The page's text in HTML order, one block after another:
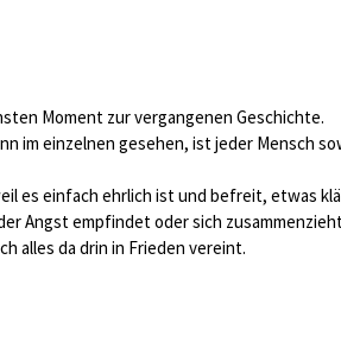
Moment zur vergangenen Geschichte.
im einzelnen gesehen, ist jeder Mensch
es einfach ehrlich ist und befreit, etwas
Angst empfindet oder sich
alles da drin in Frieden vereint.